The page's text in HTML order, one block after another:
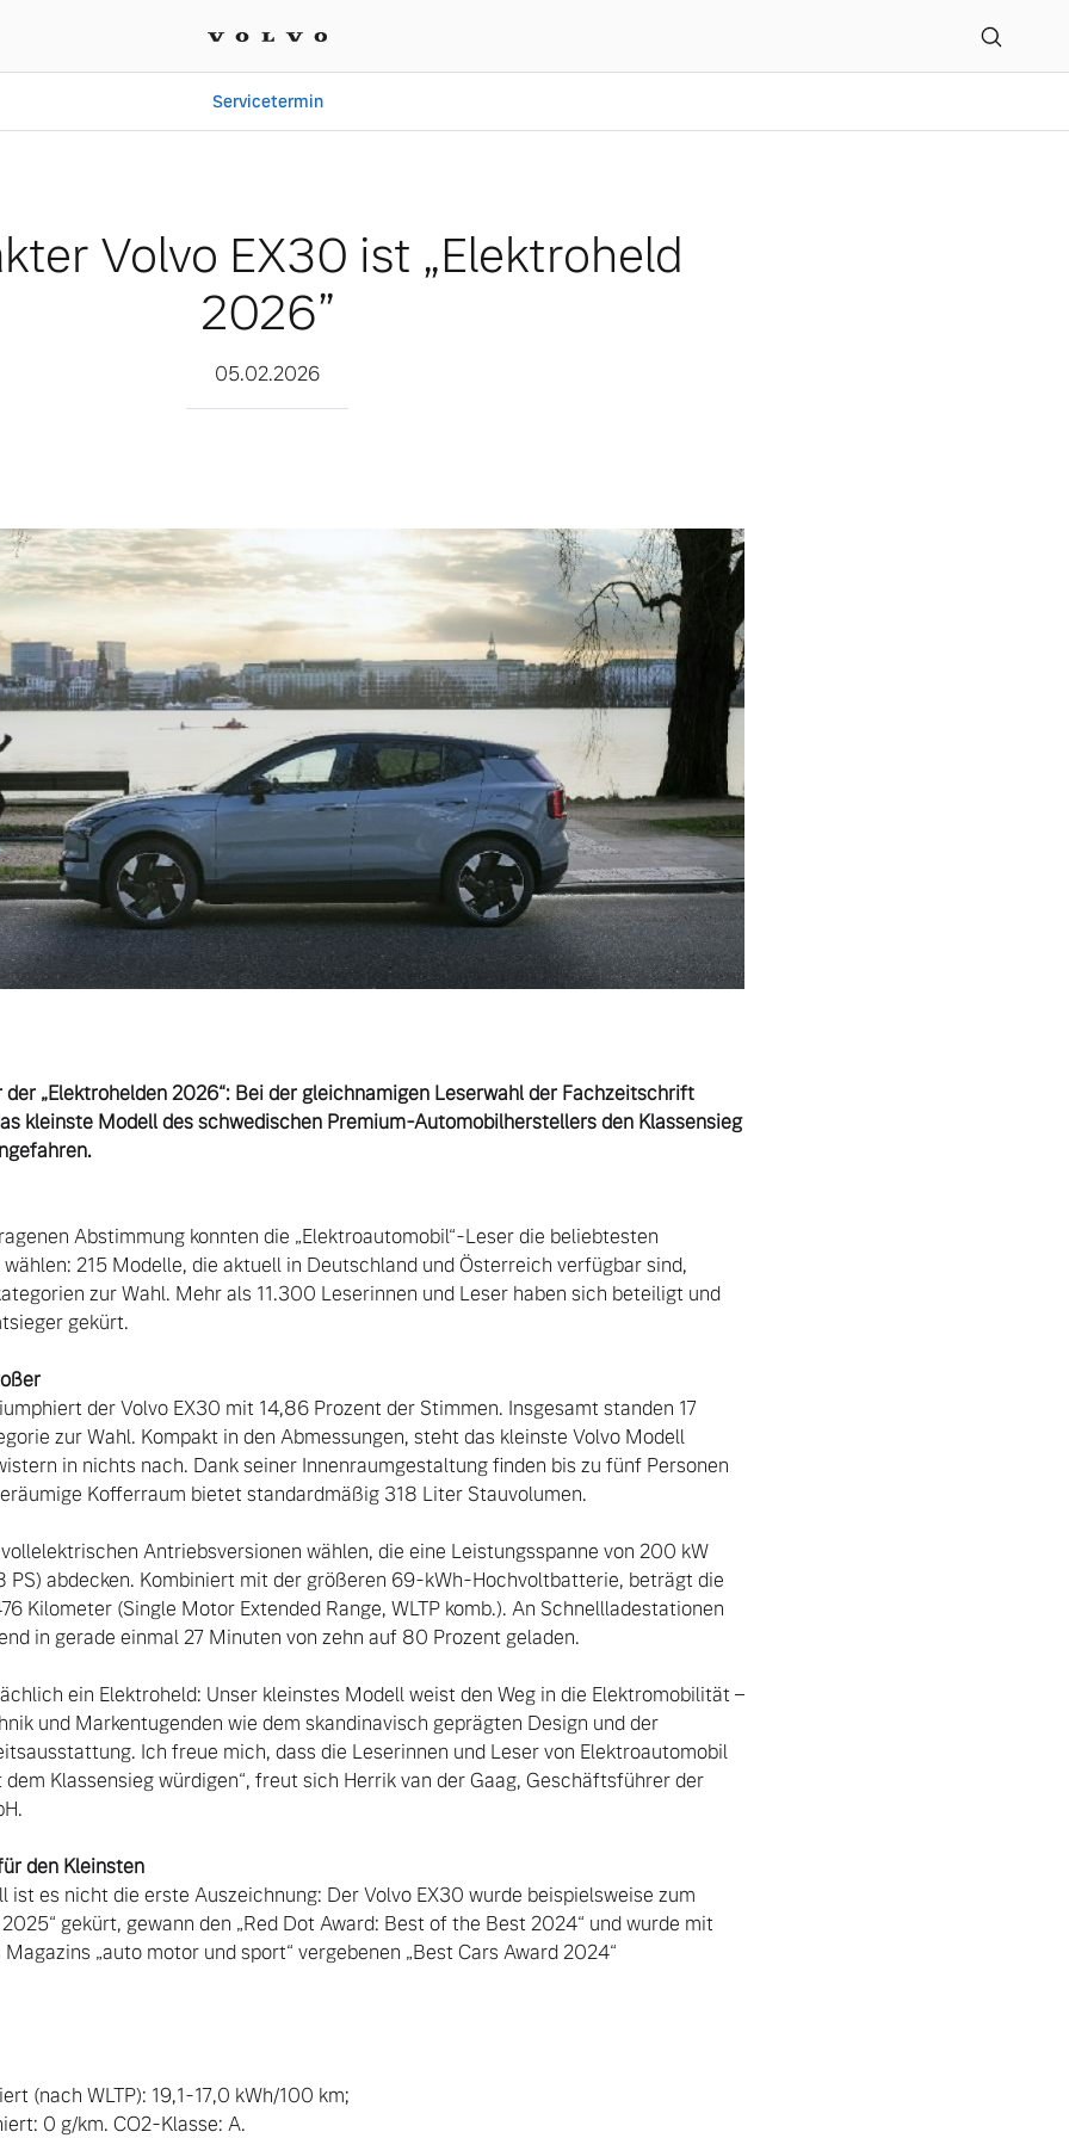
Servicetermin
Volvo EX30 ist „Elektroheld
2026”
05.02.2026
„Elektrohelden 2026“: Bei der gleichnamigen Leserwahl der Fachzeitschrift
kleinste Modell des schwedischen Premium-Automobilherstellers den Klassensieg
Abstimmung konnten die „Elektroautomobil“-Leser die beliebtesten
215 Modelle, die aktuell in Deutschland und Österreich verfügbar sind,
zur Wahl. Mehr als 11.300 Leserinnen und Leser haben sich beteiligt und
gekürt.
der Volvo EX30 mit 14,86 Prozent der Stimmen. Insgesamt standen 17
zur Wahl. Kompakt in den Abmessungen, steht das kleinste Volvo Modell
in nichts nach. Dank seiner Innenraumgestaltung finden bis zu fünf Personen
Kofferraum bietet standardmäßig 318 Liter Stauvolumen.
Antriebsversionen wählen, die eine Leistungsspanne von 200 kW
PS) abdecken. Kombiniert mit der größeren 69-kWh-Hochvoltbatterie, beträgt die
Kilometer (Single Motor Extended Range, WLTP komb.). An Schnellladestationen
in gerade einmal 27 Minuten von zehn auf 80 Prozent geladen.
ein Elektroheld: Unser kleinstes Modell weist den Weg in die Elektromobilität –
und Markentugenden wie dem skandinavisch geprägten Design und der
Ich freue mich, dass die Leserinnen und Leser von Elektroautomobil
Klassensieg würdigen“, freut sich Herrik van der Gaag, Geschäftsführer der
ist es nicht die erste Auszeichnung: Der Volvo EX30 wurde beispielsweise zum
gekürt, gewann den „Red Dot Award: Best of the Best 2024“ und wurde mit
„auto motor und sport“ vergebenen „Best Cars Award 2024“
(nach WLTP): 19,1-17,0 kWh/100 km;
0 g/km. CO2-Klasse: A.